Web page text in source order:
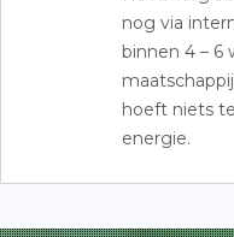
nog via
binnen 4 – 6
hoeft niets
energie.